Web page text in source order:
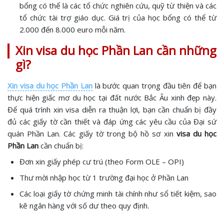
bổng có thể là các tổ chức nghiên cứu, quỹ từ thiện và các
tổ chức tài trợ giáo dục. Giá trị của học bổng có thể từ
2.000 đến 8.000 euro mỗi năm.
Xin visa du học Phần Lan cần những
gì?
Xin visa du học Phần Lanlà bước quan trọng đầu tiên để bạn
thực hiện giấc mơ du học tại đất nước Bắc Âu xinh đẹp này.
Để quá trình xin visa diễn ra thuận lợi, bạn cần chuẩn bị đầy
đủ các giấy tờ cần thiết và đáp ứng các yêu cầu của Đại sứ
quán Phần Lan. Các giấy tờ trong bộ hồ sơ xin visa du học
Phần Lan cần chuẩn bị:
Đơn xin giấy phép cư trú (theo Form OLE – OPI)
Thư mời nhập học từ 1 trường đại học ở Phần Lan
Các loại giấy tờ chứng minh tài chính như sổ tiết kiệm, sao
kê ngân hàng với số dư theo quy định.